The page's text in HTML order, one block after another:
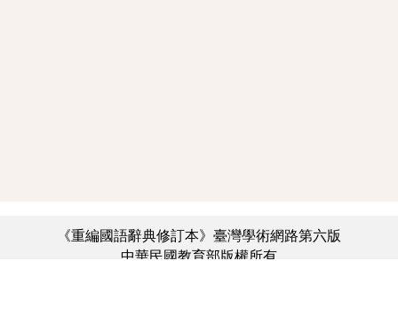
《重編國語辭典修訂本》臺灣學術網路第六版
中華民國教育部版權所有